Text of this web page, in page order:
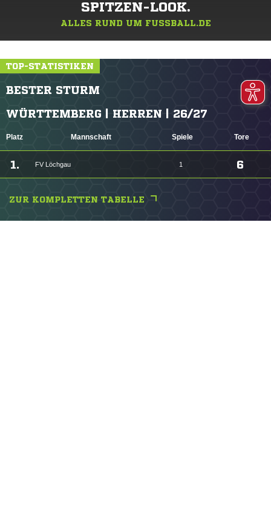
SPITZEN-LOOK.
ALLES RUND UM FUSSBALL.DE
TOP-STATISTIKEN
BESTER STURM
WÜRTTEMBERG | HERREN | 26/27
Platz Mannschaft Spiele Tore
1. FV Löchgau 1 6
ZUR KOMPLETTEN TABELLE